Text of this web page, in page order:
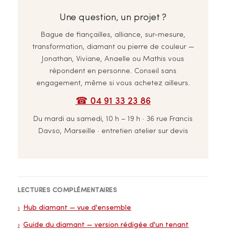
Une question, un projet ?
Bague de fiançailles, alliance, sur-mesure,
transformation, diamant ou pierre de couleur —
Jonathan, Viviane, Anaelle ou Mathis vous
répondent en personne. Conseil sans
engagement, même si vous achetez ailleurs.
☎ 04 91 33 23 86
Du mardi au samedi, 10 h – 19 h · 36 rue Francis
Davso, Marseille · entretien atelier sur devis
LECTURES COMPLÉMENTAIRES
Hub diamant — vue d'ensemble
Guide du diamant — version rédigée d'un tenant